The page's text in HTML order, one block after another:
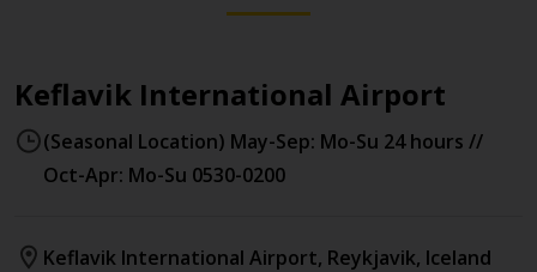
Keflavik International Airport
(Seasonal Location) May-Sep: Mo-Su 24 hours //
Oct-Apr: Mo-Su 0530-0200
Keflavik International Airport, Reykjavik, Iceland